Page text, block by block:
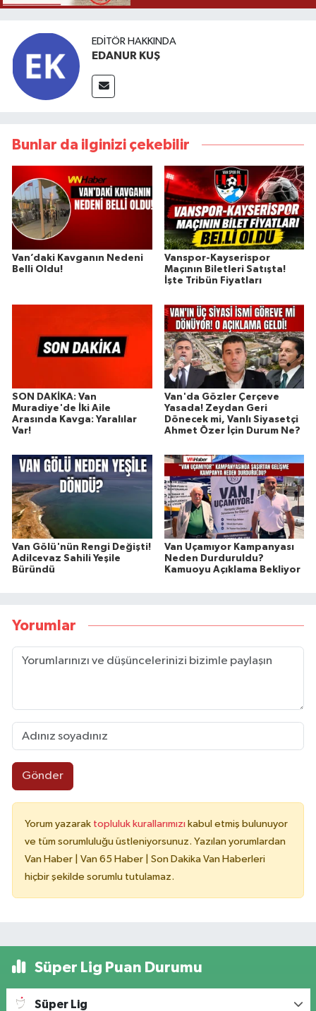
EDITÖR HAKKINDA
EDANUR KUŞ
Bunlar da ilginizi çekebilir
Van’daki Kavganın Nedeni
Belli Oldu!
Vanspor-Kayserispor
Maçının Biletleri Satışta!
İşte Tribün Fiyatları
SON DAKİKA: Van
Muradiye'de İki Aile
Arasında Kavga: Yaralılar
Var!
Van'da Gözler Çerçeve
Yasada! Zeydan Geri
Dönecek mi, Vanlı Siyasetçi
Ahmet Özer İçin Durum Ne?
Van Gölü'nün Rengi Değişti!
Adilcevaz Sahili Yeşile
Büründü
Van Uçamıyor Kampanyası
Neden Durduruldu?
Kamuoyu Açıklama Bekliyor
Yorumlar
Gönder
Yorum yazarak topluluk kurallarımızı kabul etmiş bulunuyor
ve tüm sorumluluğu üstleniyorsunuz. Yazılan yorumlardan
Van Haber | Van 65 Haber | Son Dakika Van Haberleri
hiçbir şekilde sorumlu tutulamaz.
Süper Lig Puan Durumu
Süper Lig